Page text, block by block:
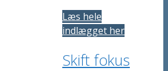
Læs hele
indlægget her
Skift fokus